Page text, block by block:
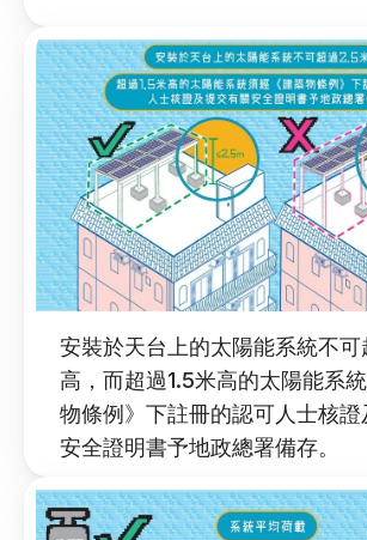
安裝於天台上的太陽能系統不
高，而超過1.5米高的太陽能系
物條例》下註冊的認可人士核證
安全證明書予地政總署備存。